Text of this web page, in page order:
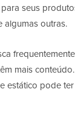
seus
algumas outras.
mais
estático pode